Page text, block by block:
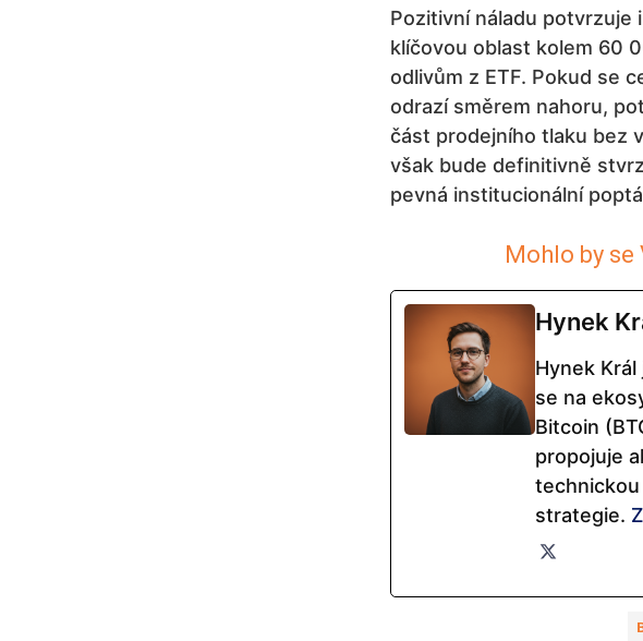
Pozitivní náladu potvrzuje
klíčovou oblast kolem 60
odlivům z ETF. Pokud se
odrazí směrem nahoru,
část prodejního tlaku bez
však bude definitivně
pevná institucionální
Mohlo by se
Hynek
Hynek
se na
Bitcoin
propojuje
strategie.